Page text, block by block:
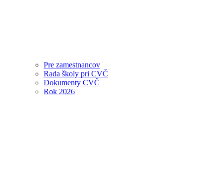
Pre zamestnancov
Rada školy pri CVČ
Dokumenty CVČ
Rok 2026